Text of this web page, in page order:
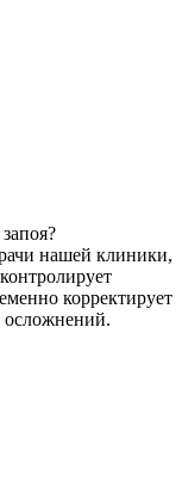
нашей клиники,
корректирует
осложнений.